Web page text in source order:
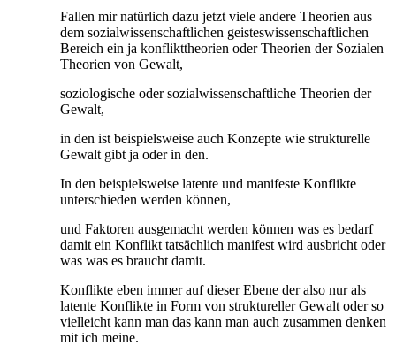
Fallen mir natürlich dazu jetzt viele andere Theorien aus
dem sozialwissenschaftlichen geisteswissenschaftlichen
Bereich ein ja konflikttheorien oder Theorien der Sozialen
Theorien von Gewalt,
soziologische oder sozialwissenschaftliche Theorien der
Gewalt,
in den ist beispielsweise auch Konzepte wie strukturelle
Gewalt gibt ja oder in den.
In den beispielsweise latente und manifeste Konflikte
unterschieden werden können,
und Faktoren ausgemacht werden können was es bedarf
damit ein Konflikt tatsächlich manifest wird ausbricht oder
was was es braucht damit.
Konflikte eben immer auf dieser Ebene der also nur als
latente Konflikte in Form von struktureller Gewalt oder so
vielleicht kann man das kann man auch zusammen denken
mit ich meine.